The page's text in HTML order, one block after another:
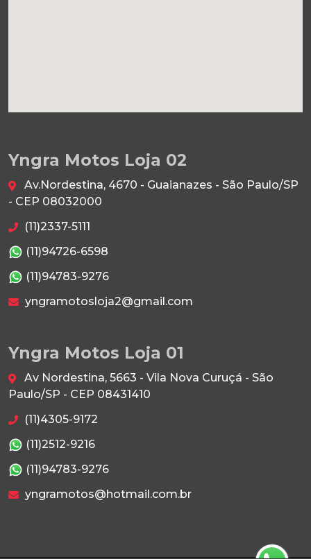
Yngra Motos Loja 02
Av.Nordestina, 4670 - Guaianazes - São Paulo/SP
- CEP 08032000
(11)2337-5111
(11)94726-6598
(11)94783-9276
yngramotosloja2@gmail.com
Yngra Motos Loja 01
Av Nordestina, 5663 - Vila Nova Curuçá - São
Paulo/SP - CEP 08431410
(11)4305-9172
(11)2512-9216
(11)94783-9276
yngramotos@hotmail.com.br